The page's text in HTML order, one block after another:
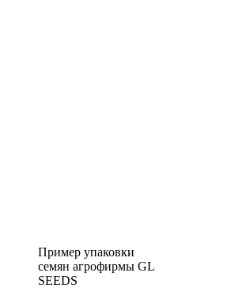
Пример упаковки
семян агрофирмы GL
SEEDS